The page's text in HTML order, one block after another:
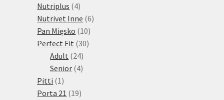
Nutriplus 44
produkty
Nutrivet Inne 66
Pan Mięsko 1010
produktů
Perfect Fit 3030
Adult 2424
produktů
Senior 44
Pitti 11
produkt
Porta 21 1919